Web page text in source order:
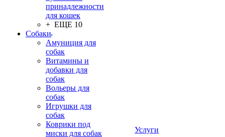
принадлежности
для кошек
+ ЕЩЕ 10
Собаки
Амуниция для
собак
Витамины и
добавки для
собак
Вольеры для
собак
Игрушки для
собак
Коврики под
миски для собак
Услуги